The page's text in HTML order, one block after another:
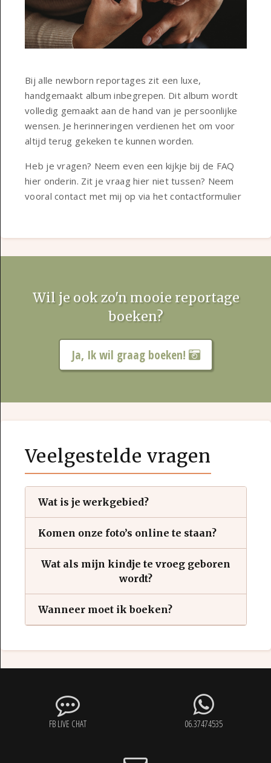
Bij alle newborn reportages zit een luxe,
handgemaakt album inbegrepen. Dit album wordt
volledig gemaakt aan de hand van je persoonlijke
wensen. Je herinneringen verdienen het om voor
altijd terug gekeken te kunnen worden.
Heb je vragen? Neem even een kijkje bij de FAQ
hier onderin. Zit je vraag hier niet tussen? Neem
vooral contact met mij op via hetcontactformulier
Wil je ook zo'n mooie reportage
boeken?
Ja, Ik wil graag boeken!
Veelgestelde vragen
Wat is je werkgebied?
Komen onze foto’s online te staan?
Wat als mijn kindje te vroeg geboren
wordt?
Wanneer moet ik boeken?
FB LIVE CHAT 06.37474535